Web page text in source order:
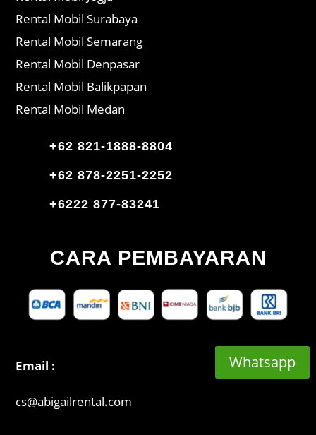
Rental Mobil Surabaya
Rental Mobil Semarang
Rental Mobil Denpasar
Rental Mobil Balikpapan
Rental Mobil Medan
+62 821-1888-8804
+62 878-2251-2252
+6222 877-83241
CARA PEMBAYARAN
Email :
cs@abigailrental.com
Whatsapp